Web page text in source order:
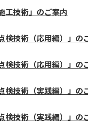
工技術」のご案内
検技術（応用編）」の
検技術（応用編）」の
検技術（実践編）」の
検技術（実践編）」の